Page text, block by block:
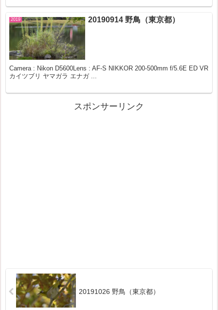
2019 20190914 野鳥（東京都）
Camera : Nikon D5600Lens : AF-S NIKKOR 200-500mm f/5.6E ED VR
カイツブリ ヤマガラ エナガ ...
スポンサーリンク
20191026 野鳥（東京都）